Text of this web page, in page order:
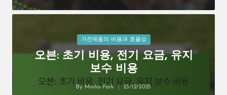
Posted
가전제품의 비용과 효율성
오븐: 초기 비용, 전기 요금, 유지
보수 비용
Posted
By Minho Park 23/12/2025